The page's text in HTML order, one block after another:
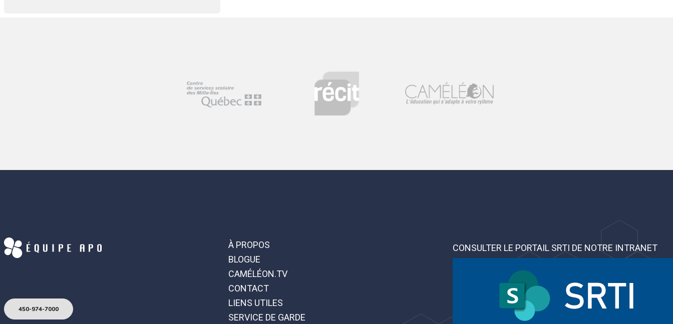
450-974-7000
À PROPOS
BLOGUE
CAMÉLÉON.TV
CONTACT
LIENS UTILES
SERVICE DE GARDE
CONSULTER LE PORTAIL SRTI DE NOTRE INTRANET